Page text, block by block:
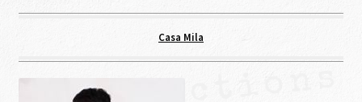
Casa Mila